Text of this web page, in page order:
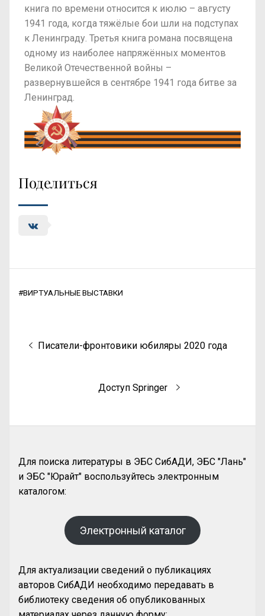
книга по времени относится к июлю – августу
1941 года, когда тяжёлые бои шли на подступах
к Ленинграду. Третья книга романа посвящена
одному из наиболее напряжённых моментов
Великой Отечественной войны –
развернувшейся в сентябре 1941 года битве за
Ленинград.
Поделиться
#ВИРТУАЛЬНЫЕ ВЫСТАВКИ
Писатели-фронтовики юбиляры 2020 года
Доступ Springer
Для поиска литературы в ЭБС СибАДИ, ЭБС "Лань"
и ЭБС "Юрайт" воспользуйтесь электронным
каталогом:
Электронный каталог
Для актуализации сведений о публикациях
авторов СибАДИ необходимо передавать в
библиотеку сведения об опубликованных